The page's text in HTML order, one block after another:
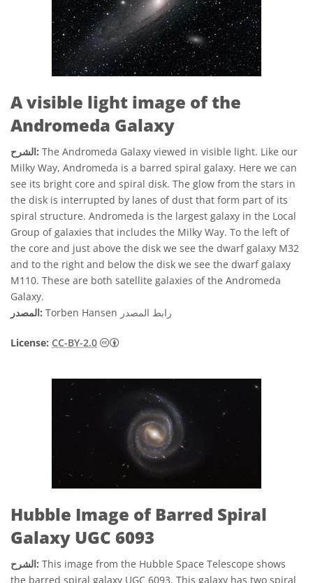
A visible light image of the
Andromeda Galaxy
الشرح: The Andromeda Galaxy viewed in visible light. Like our
Milky Way, Andromeda is a barred spiral galaxy. Here we can
see its bright core and spiral disk. The glow from the stars in
the disk is interrupted by lanes of dust that form part of its
spiral structure. Andromeda is the largest galaxy in the Local
Group of galaxies that includes the Milky Way. To the left of
the core and just above the disk we see the dwarf galaxy M32
and to the right and below the disk we see the dwarf galaxy
M110. These are both satellite galaxies of the Andromeda
Galaxy.
المصدر: Torben Hansen رابط المصدر
License: CC-BY-2.0
Hubble Image of Barred Spiral
Galaxy UGC 6093
الشرح: This image from the Hubble Space Telescope shows
the barred spiral galaxy UGC 6093. This galaxy has two spiral